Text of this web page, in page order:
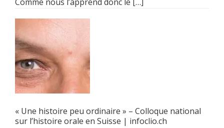
« Une histoire peu ordinaire » – Colloque national
sur l’histoire orale en Suisse | infoclio.ch